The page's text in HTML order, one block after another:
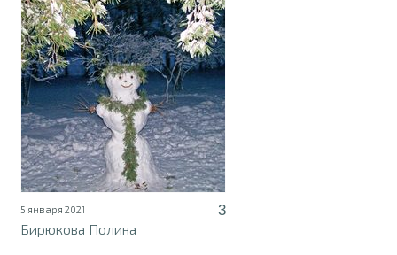
5 января 2021
3
Бирюкова Полина